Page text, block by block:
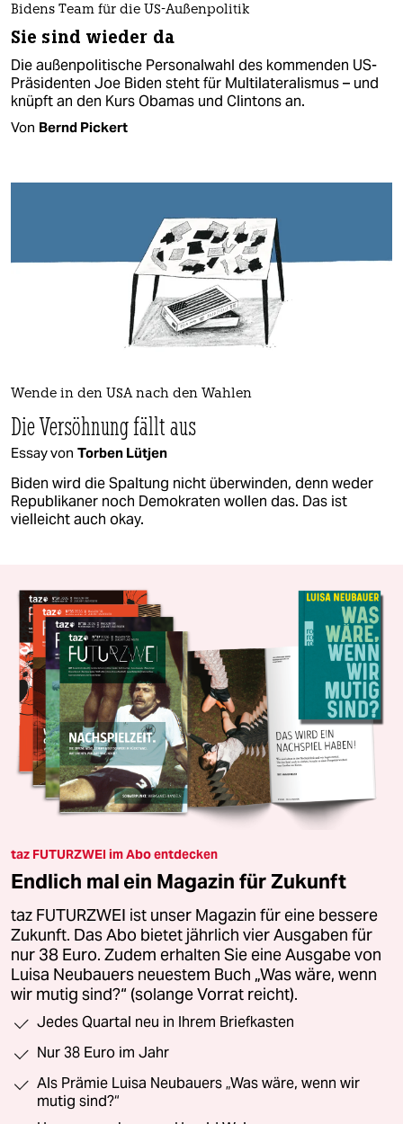
Bidens Team für die US-Außenpolitik
Sie sind wieder da
Die außenpolitische Personalwahl des kommenden US-
Präsidenten Joe Biden steht für Multilateralismus – und
knüpft an den Kurs Obamas und Clintons an.
Von Bernd Pickert
Wende in den USA nach den Wahlen
Die Versöhnung fällt aus
Essay von Torben Lütjen
Biden wird die Spaltung nicht überwinden, denn weder
Republikaner noch Demokraten wollen das. Das ist
vielleicht auch okay.
taz FUTURZWEI im Abo entdecken
Endlich mal ein Magazin für Zukunft
taz FUTURZWEI ist unser Magazin für eine bessere
Zukunft. Das Abo bietet jährlich vier Ausgaben für
nur 38 Euro. Zudem erhalten Sie eine Ausgabe von
Luisa Neubauers neuestem Buch „Was wäre, wenn
wir mutig sind?“ (solange Vorrat reicht).
Jedes Quartal neu in Ihrem Briefkasten
Nur 38 Euro im Jahr
Als Prämie Luisa Neubauers „Was wäre, wenn wir
mutig sind?“